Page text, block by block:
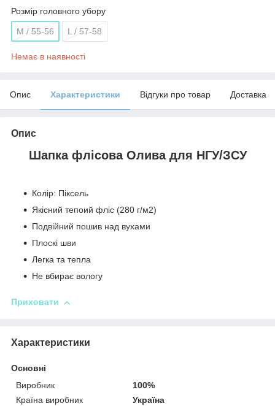
Розмір головного убору
M / 55-56 L / 57-58
Немає в наявності
Опис Характеристики Відгуки про товар Доставка
Опис
Шапка флісова Олива для НГУ/ЗСУ
Колір: Піксель
Якісний тепоий фліс (280 г/м2)
Подвійний пошив над вухами
Плоскі шви
Легка та тепла
Не вбирає вологу
Приховати
Характеристики
Основні
Виробник
100%
Країна виробник
Україна